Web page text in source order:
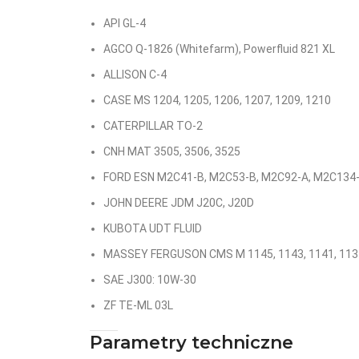
API GL-4
AGCO Q-1826 (Whitefarm), Powerfluid 821 XL
ALLISON C-4
CASE MS 1204, 1205, 1206, 1207, 1209, 1210
CATERPILLAR TO-2
CNH MAT 3505, 3506, 3525
FORD ESN M2C41-B, M2C53-B, M2C92-A,
JOHN DEERE JDM J20C, J20D
KUBOTA UDT FLUID
MASSEY FERGUSON CMS M 1145, 1143, 1141,
SAE J300: 10W-30
ZF TE-ML 03L
Parametry techniczne